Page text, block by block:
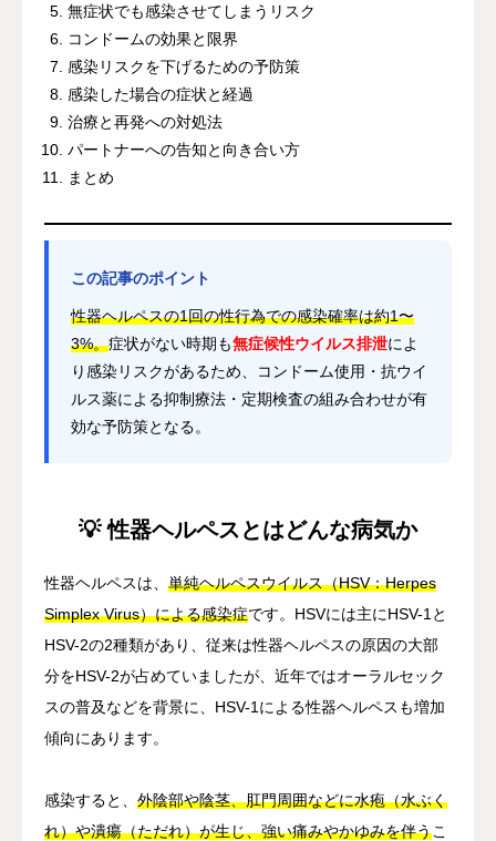
無症状でも感染させてしまうリスク
コンドームの効果と限界
感染リスクを下げるための予防策
感染した場合の症状と経過
治療と再発への対処法
パートナーへの告知と向き合い方
まとめ
この記事のポイント
性器ヘルペスの1回の性行為での感染確率は約1〜
3%。症状がない時期も無症候性ウイルス排泄によ
り感染リスクがあるため、コンドーム使用・抗ウイ
ルス薬による抑制療法・定期検査の組み合わせが有
効な予防策となる。
💡 性器ヘルペスとはどんな病気か
性器ヘルペスは、 単純ヘルペスウイルス（HSV：Herpes
Simplex Virus）による感染症です。HSVには主にHSV-1と
HSV-2の2種類があり、従来は性器ヘルペスの原因の大部
分をHSV-2が占めていましたが、近年ではオーラルセック
スの普及などを背景に、HSV-1による性器ヘルペスも増加
傾向にあります。
感染すると、 外陰部や陰茎、肛門周囲などに水疱（水ぶく
れ）や潰瘍（ただれ）が生じ、強い痛みやかゆみを伴うこ